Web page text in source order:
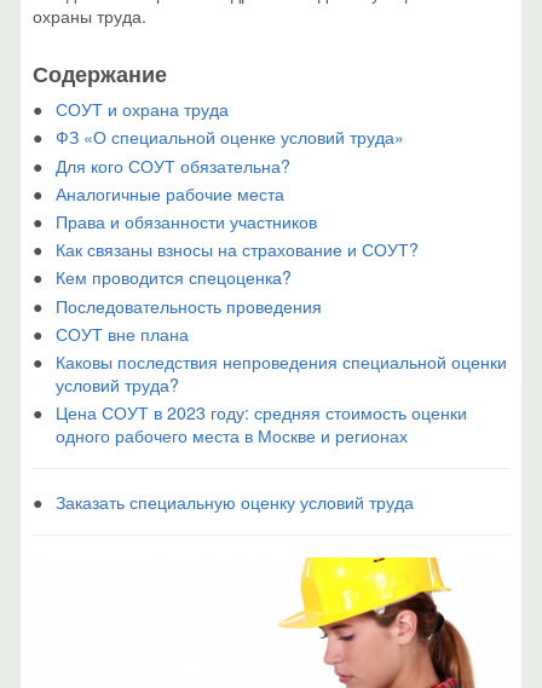
охраны труда.
Содержание
СОУТ и охрана труда
ФЗ «О специальной оценке условий труда»
Для кого СОУТ обязательна?
Аналогичные рабочие места
Права и обязанности участников
Как связаны взносы на страхование и СОУТ?
Кем проводится спецоценка?
Последовательность проведения
СОУТ вне плана
Каковы последствия непроведения специальной оценки
условий труда?
Цена СОУТ в 2023 году: средняя стоимость оценки
одного рабочего места в Москве и регионах
Заказать специальную оценку условий труда